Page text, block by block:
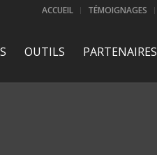
ACCUEIL TÉMOIGNAGES
OUTILS PARTENAIRES